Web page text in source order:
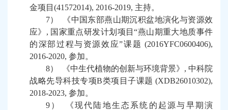
金项目 (41572014), 2016-2019, 主持。
7）
《中国东部燕山期沉积盆地演化与资源效
应》 , 国家重点研发计划项目“燕山期重大地质事件
的深部过程与资源效应”课题(2016YFC0600406),
2016-2020, 参加。
8）
《中生代植物的创新与环境背景》 , 中科院
战略先导科技专项B类项目子课题 (XDB26010302),
2018-2023, 参加。
9）
《现代陆地生态系统的起源与早期演